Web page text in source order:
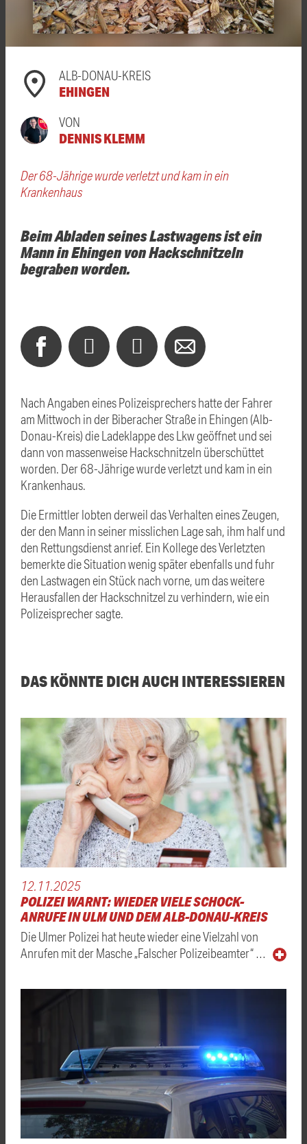
ALB-DONAU-KREIS
EHINGEN
VON
DENNIS KLEMM
Der 68-Jährige wurde verletzt und kam in ein
Krankenhaus
Beim Abladen seines Lastwagens ist ein
Mann in Ehingen von Hackschnitzeln
begraben worden.
Nach Angaben eines Polizeisprechers hatte der Fahrer
am Mittwoch in der Biberacher Straße in Ehingen (Alb-
Donau-Kreis) die Ladeklappe des Lkw geöffnet und sei
dann von massenweise Hackschnitzeln überschüttet
worden. Der 68-Jährige wurde verletzt und kam in ein
Krankenhaus.
Die Ermittler lobten derweil das Verhalten eines Zeugen,
der den Mann in seiner misslichen Lage sah, ihm half und
den Rettungsdienst anrief. Ein Kollege des Verletzten
bemerkte die Situation wenig später ebenfalls und fuhr
den Lastwagen ein Stück nach vorne, um das weitere
Herausfallen der Hackschnitzel zu verhindern, wie ein
Polizeisprecher sagte.
DAS KÖNNTE DICH AUCH INTERESSIEREN
12.11.2025
POLIZEI WARNT: WIEDER VIELE SCHOCK-
ANRUFE IN ULM UND DEM ALB-DONAU-KREIS
Die Ulmer Polizei hat heute wieder eine Vielzahl von
Anrufen mit der Masche „Falscher Polizeibeamter“ …